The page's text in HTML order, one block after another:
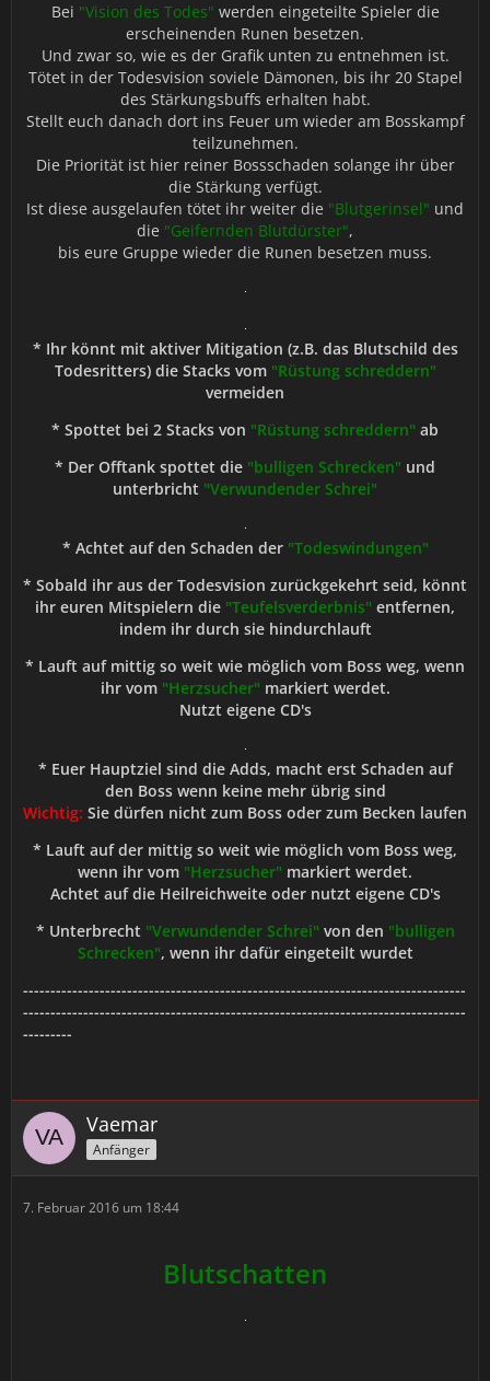
Bei "Vision des Todes" werden eingeteilte Spieler die
erscheinenden Runen besetzen.
Und zwar so, wie es der Grafik unten zu entnehmen ist.
Tötet in der Todesvision soviele Dämonen, bis ihr 20 Stapel
des Stärkungsbuffs erhalten habt.
Stellt euch danach dort ins Feuer um wieder am Bosskampf
teilzunehmen.
Die Priorität ist hier reiner Bossschaden solange ihr über
die Stärkung verfügt.
Ist diese ausgelaufen tötet ihr weiter die "Blutgerinsel" und
die "Geifernden Blutdürster",
bis eure Gruppe wieder die Runen besetzen muss.
* Ihr könnt mit aktiver Mitigation (z.B. das Blutschild des
Todesritters) die Stacks vom "Rüstung schreddern"
vermeiden
* Spottet bei 2 Stacks von "Rüstung schreddern" ab
* Der Offtank spottet die "bulligen Schrecken" und
unterbricht "Verwundender Schrei"
* Achtet auf den Schaden der "Todeswindungen"
* Sobald ihr aus der Todesvision zurückgekehrt seid, könnt
ihr euren Mitspielern die "Teufelsverderbnis" entfernen,
indem ihr durch sie hindurchlauft
* Lauft auf mittig so weit wie möglich vom Boss weg, wenn
ihr vom "Herzsucher" markiert werdet.
Nutzt eigene CD's
* Euer Hauptziel sind die Adds, macht erst Schaden auf
den Boss wenn keine mehr übrig sind
Wichtig: Sie dürfen nicht zum Boss oder zum Becken laufen
* Lauft auf der mittig so weit wie möglich vom Boss weg,
wenn ihr vom "Herzsucher" markiert werdet.
Achtet auf die Heilreichweite oder nutzt eigene CD's
* Unterbrecht "Verwundender Schrei" von den "bulligen
Schrecken", wenn ihr dafür eingeteilt wurdet
---------------------------------------------------------------------------------
---------------------------------------------------------------------------------
---------
Vaemar
Anfänger
7. Februar 2016 um 18:44
Blutschatten